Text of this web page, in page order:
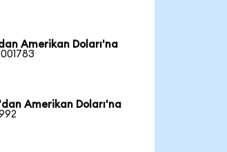
Amerikan Doları'na
Amerikan Doları'na